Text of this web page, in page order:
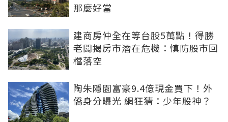
那麼好當
建商房仲全在等台股5萬點！得勝
老闆揭房市潛在危機：慎防股市回
檔落空
陶朱隱園富豪9.4億現金買下！外
僑身分曝光 網狂猜：少年股神？